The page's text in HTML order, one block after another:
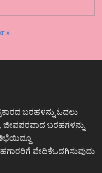
»
ಬರಹಳನ್ನು ಓದಲು
ಬರಹಗಳನ್ನು
ವೇದಿಕೆಒದಗಿಸುವುದು